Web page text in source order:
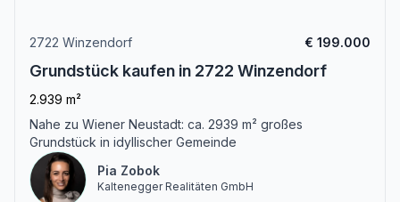
2722 Winzendorf € 199.000
Grundstück kaufen in 2722 Winzendorf
2.939 m²
Nahe zu Wiener Neustadt: ca. 2939 m² großes
Grundstück in idyllischer Gemeinde
Pia Zobok
Kaltenegger Realitäten GmbH